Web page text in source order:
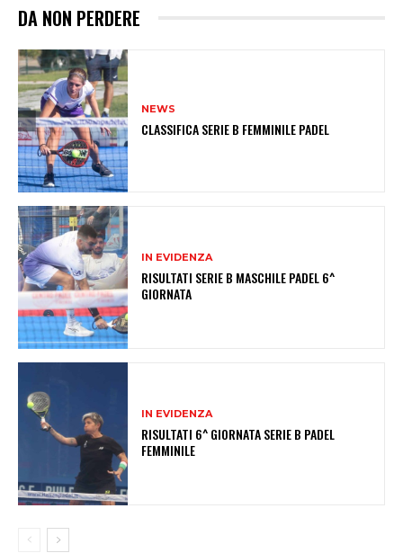
DA NON PERDERE
NEWS
CLASSIFICA SERIE B FEMMINILE PADEL
IN EVIDENZA
RISULTATI SERIE B MASCHILE PADEL 6^
GIORNATA
IN EVIDENZA
RISULTATI 6^ GIORNATA SERIE B PADEL
FEMMINILE